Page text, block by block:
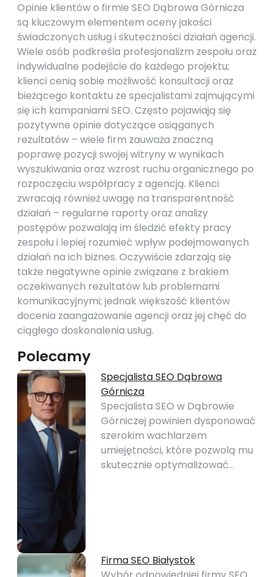
Opinie klientów o firmie SEO Dąbrowa Górnicza
są kluczowym elementem oceny jakości
świadczonych usług i skuteczności działań agencji.
Wiele osób podkreśla profesjonalizm zespołu oraz
indywidualne podejście do każdego projektu;
klienci cenią sobie możliwość konsultacji oraz
bieżącego kontaktu ze specjalistami zajmującymi
się ich kampaniami SEO. Często pojawiają się
pozytywne opinie dotyczące osiąganych
rezultatów – wiele firm zauważa znaczną
poprawę pozycji swojej witryny w wynikach
wyszukiwania oraz wzrost ruchu organicznego po
rozpoczęciu współpracy z agencją. Klienci
zwracają również uwagę na transparentność
działań – regularne raporty oraz analizy
postępów pozwalają im śledzić efekty pracy
zespołu i lepiej rozumieć wpływ podejmowanych
działań na ich biznes. Oczywiście zdarzają się
także negatywne opinie związane z brakiem
oczekiwanych rezultatów lub problemami
komunikacyjnymi; jednak większość klientów
docenia zaangażowanie agencji oraz jej chęć do
ciągłego doskonalenia usług.
Polecamy
Specjalista SEO Dąbrowa
Górnicza
Specjalista SEO w Dąbrowie
Górniczej powinien dysponować
szerokim wachlarzem
umiejętności, które pozwolą mu
skutecznie optymalizować…
Firma SEO Białystok